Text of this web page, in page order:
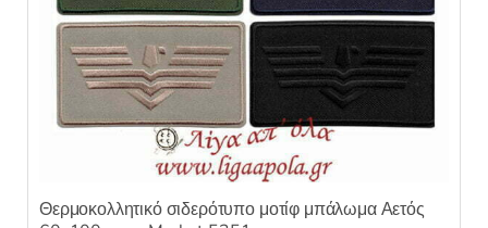
Θερμοκολλητικό σιδερότυπο μοτίφ μπάλωμα Αετός